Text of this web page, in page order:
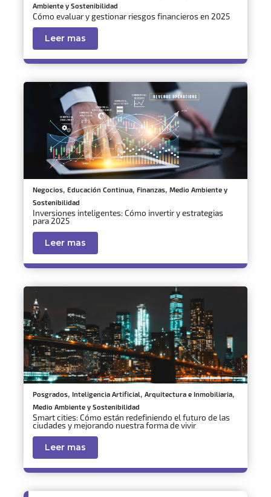
Ambiente y Sostenibilidad
Cómo evaluar y gestionar riesgos financieros en 2025
Leer mas
Negocios, Educación Continua, Finanzas, Medio Ambiente y
Sostenibilidad
Inversiones inteligentes: Cómo invertir y estrategias
para 2025
Leer mas
Posgrados, Inteligencia Artificial, Arquitectura e Inmobiliaria,
Medio Ambiente y Sostenibilidad
Smart cities: Cómo están redefiniendo el futuro de las
ciudades y mejorando nuestra forma de vivir
Leer mas